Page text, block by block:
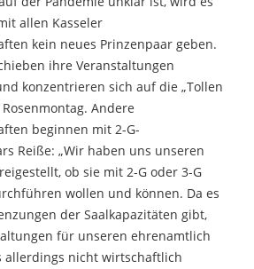
allen Kasseler
kein neues Prinzenpaar geben.
ihre Veranstaltungen
konzentrieren sich auf die „Tollen
Andere
beginnen mit 2-G-
Reiße: „Wir haben uns unseren
ob sie mit 2-G oder 3-G
wollen und können. Da es
der Saalkapazitäten gibt,
für unseren ehrenamtlich
allerdings nicht wirtschaftlich